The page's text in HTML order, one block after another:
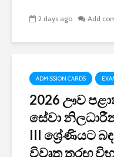
2 days ago Add
ADMISSION CARDS
2026 ඌව
සේවා
III ශ්‍රේණියට
විවෘත තරඟ